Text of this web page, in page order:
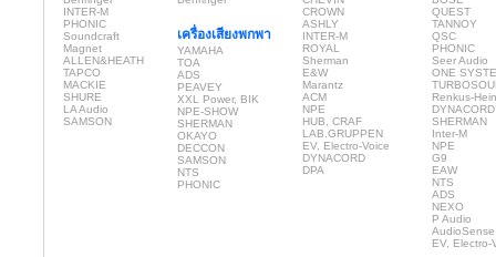
INTER-M
PHONIC
Soundcraft
Magnet
ALLEN&HEATH
TAPCO
MACKIE
SHURE
LA Audio
SAMSON
เครื่องเสียงพกพา
YAMAHA
TOA
ADS
PEAVEY
XXL Power, BIK
NPE-SHOW
SHERMAN
OKAYO
DECCON
SAMSON
NTS
PHONIC
CROWN
ASHLY
INTER-M
ROYAL
Sherman
E&W
Marantz
ACM
NPE
HUB, CRAF
LAB.GRUPPEN
EV, Electro-Voice
DYNACORD
DPA
QUEST
TANNOY
QSC
PHONIC
Seer Audio
ONE
Renkus-
DYNACORD
SHERMAN
Inter-M
NPE
G9
EAW
NTS
ADS
NEXO
P Audio
AudioSense
EV, Electro-